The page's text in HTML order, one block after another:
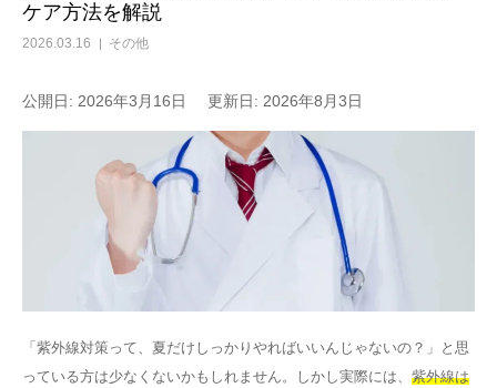
ケア方法を解説
2026.03.16 その他
公開日: 2026年3月16日 更新日: 2026年8月3日
「紫外線対策って、夏だけしっかりやればいいんじゃないの？」と思
っている方は少なくないかもしれません。しかし実際には、 紫外線は
WEB予約
料金表
アクセス
採用情報
言語